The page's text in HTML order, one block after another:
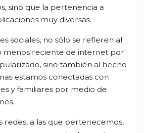
sino que la pertenencia a
muy diversas.
sociales, no sólo se refieren al
menos reciente de internet por
sino también al hecho
estamos conectadas con
y familiares por medio de
redes, a las que pertenecemos,